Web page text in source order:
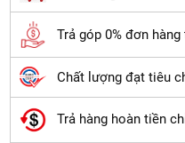
Trả góp 0% đơn
Chất lượng đạt tiêu
Trả hàng hoàn tiền